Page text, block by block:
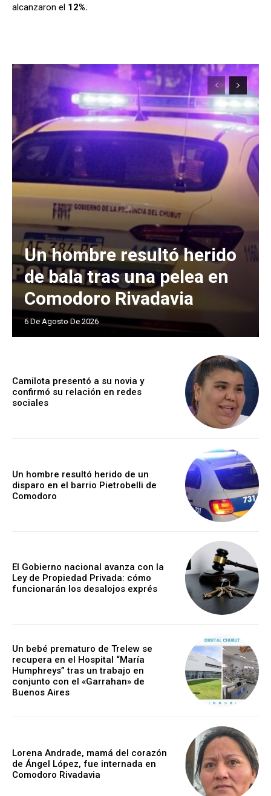
alcanzaron el 12%.
Un hombre resultó herido
de bala tras una pelea en
Comodoro Rivadavia
6 De Agosto De 2026
Camilota presentó a su novia y
confirmó su relación en redes
sociales
Un hombre resultó herido de un
disparo en el barrio Pietrobelli de
Comodoro
El Gobierno nacional avanza con la
Ley de Propiedad Privada: cómo
funcionarán los desalojos exprés
Un bebé prematuro de Trelew se
recupera en el Hospital “María
Humphreys” tras un trabajo en
conjunto con el «Garrahan» de
Buenos Aires
Lorena Andrade, mamá del corazón
de Ángel López, fue internada en
Comodoro Rivadavia